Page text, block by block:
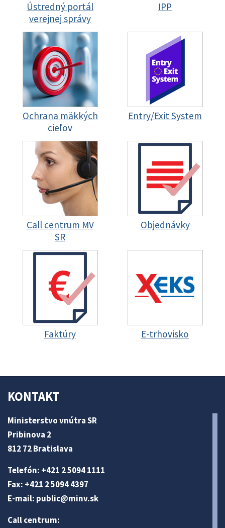
Ústredný portál
verejnej správy
IPP
Ochrana mäkkých
cieľov
Entry/Exit System
Call centrum MV
SR
Objednávky
Faktúry E-trhovisko
KONTAKT
Ministerstvo vnútra SR
Pribinova 2
812 72 Bratislava
Telefón: +421 2 5094 1111
Fax: +421 2 5094 4397
E-mail: public@minv.sk
Call centrum: